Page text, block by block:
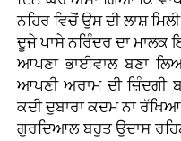
ਨਹਿਰ ਵਿਚੋਂ ਉਸ ਦੀ ਲਾਸ਼
ਦੂਜੇ ਪਾਸੇ ਨਰਿੰਦਰ ਦਾ
ਆਪਣਾ ਭਾਈਵਾਲ ਬਣਾ
ਆਪਣੀ ਅਰਾਮ ਦੀ
ਕਦੀ ਦੁਬਾਰਾ ਕਦਮ ਨਾ
ਗੁਰਦਿਆਲ ਬਹੁਤ ਉਦਾਸ